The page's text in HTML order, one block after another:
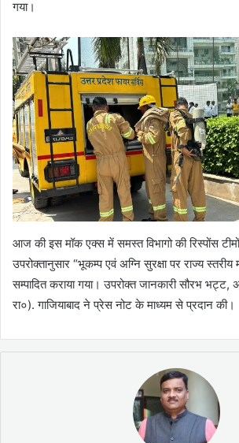
गया।
आज की इस मॉक एक्स में समस्त विभागो की रिस्पोंस टीमों
उपरोक्तानुसार “भूकम्प एवं अग्नि सुरक्षा पर राज्य
सम्पादित कराया गया। उपरोक्त जानकारी सौरभ भट्ट,
रा०). गाजियाबाद ने प्रेस नोट के माध्यम से प्रदान की।